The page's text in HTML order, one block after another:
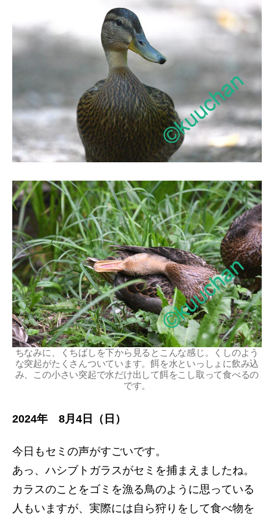
ちなみに、くちばしを下から見るとこんな感じ。くしのよう
な突起がたくさんついています。餌を水といっしょに飲み込
み、この小さい突起で水だけ出して餌をこし取って食べるの
です。
2024年 8月4日（日）
今日もセミの声がすごいです。
あっ、ハシブトガラスがセミを捕まえましたね。
カラスのことをゴミを漁る鳥のように思っている
人もいますが、実際には自ら狩りをして食べ物を